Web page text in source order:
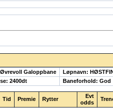
Galoppbane
Løpnavn:
2400dt Baneforhold: God
Tid Premie Rytter
Evt
odds